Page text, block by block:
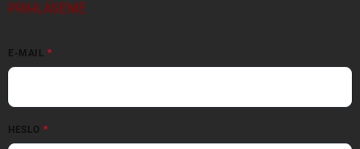
PRIHLÁSENIE
E-MAIL
HESLO